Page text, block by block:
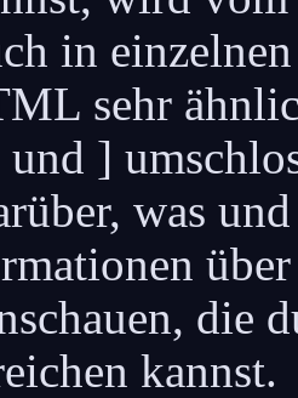
in
sehr
]
was
die
kannst.